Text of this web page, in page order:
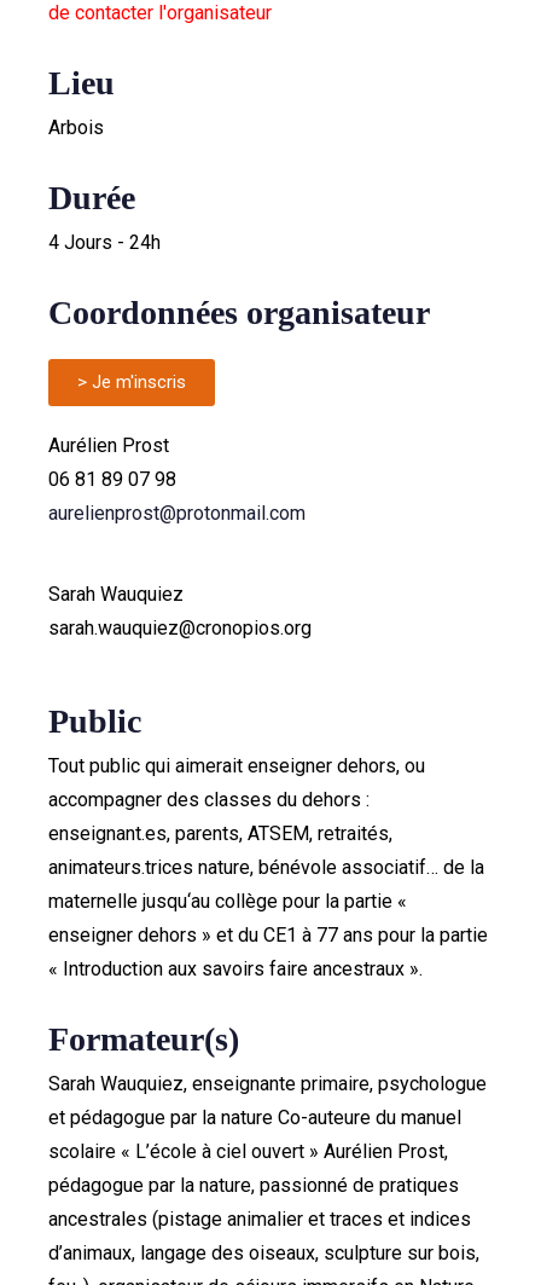
de contacter l'organisateur
Lieu
Arbois
Durée
4 Jours - 24h
Coordonnées organisateur
> Je m'inscris
Aurélien Prost
06 81 89 07 98
aurelienprost@protonmail.com
Sarah Wauquiez
sarah.wauquiez@cronopios.org
Public
Tout public qui aimerait enseigner dehors, ou
accompagner des classes du dehors :
enseignant.es, parents, ATSEM, retraités,
animateurs.trices nature, bénévole associatif… de la
maternelle jusqu‘au collège pour la partie «
enseigner dehors » et du CE1 à 77 ans pour la partie
« Introduction aux savoirs faire ancestraux ».
Formateur(s)
Sarah Wauquiez, enseignante primaire, psychologue
et pédagogue par la nature Co-auteure du manuel
scolaire « L’école à ciel ouvert » Aurélien Prost,
pédagogue par la nature, passionné de pratiques
ancestrales (pistage animalier et traces et indices
d’animaux, langage des oiseaux, sculpture sur bois,